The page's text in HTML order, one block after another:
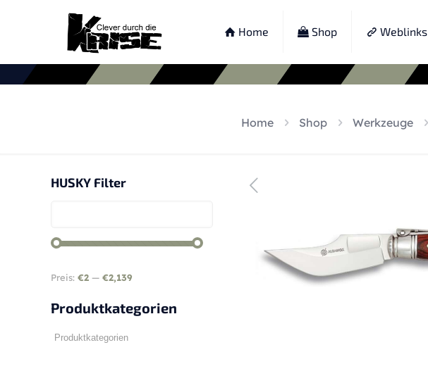
Home Shop Weblinks
Home Shop Werkzeuge
HUSKY Filter
Preis: €2 — €2,139
Produktkategorien